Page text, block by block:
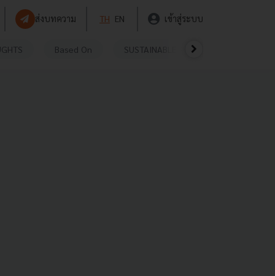
ส่งบทความ TH EN เข้าสู่ระบบ
Based On SUSTAINABLE